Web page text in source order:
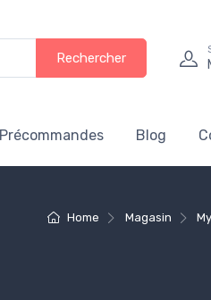
Rechercher
Précommandes Blog
Home Magasin